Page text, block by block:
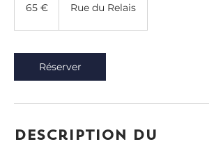
65 € Rue du Relais
Réserver
Description du